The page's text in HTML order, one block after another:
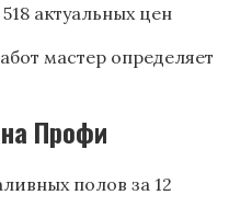
актуальных цен
мастер определяет
Профи
полов за 12